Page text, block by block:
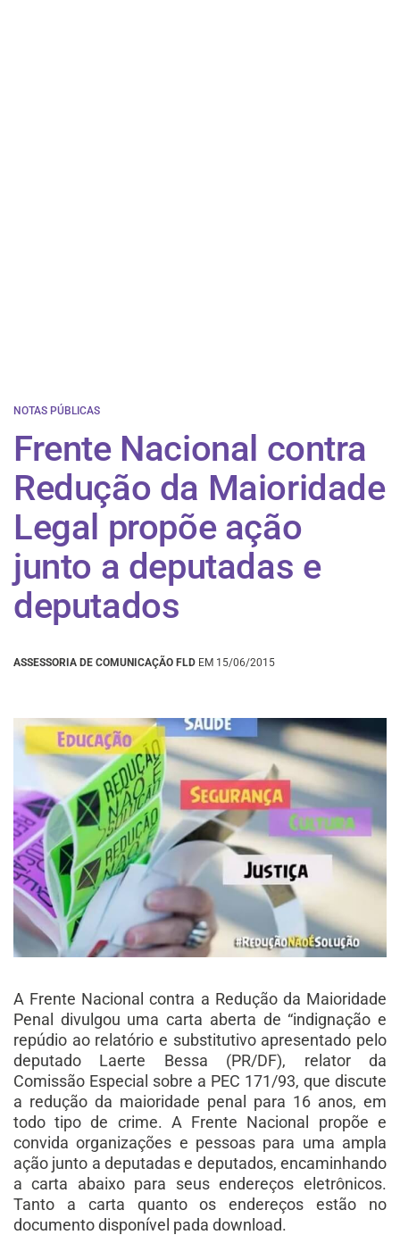
NOTAS PÚBLICAS
Frente Nacional contra
Redução da Maioridade
Legal propõe ação
junto a deputadas e
deputados
ASSESSORIA DE COMUNICAÇÃO FLD EM 15/06/2015
A Frente Nacional contra a Redução da Maioridade
Penal divulgou uma carta aberta de “indignação e
repúdio ao relatório e substitutivo apresentado pelo
deputado Laerte Bessa (PR/DF), relator da
Comissão Especial sobre a PEC 171/93, que discute
a redução da maioridade penal para 16 anos, em
todo tipo de crime. A Frente Nacional propõe e
convida organizações e pessoas para uma ampla
ação junto a deputadas e deputados, encaminhando
a carta abaixo para seus endereços eletrônicos.
Tanto a carta quanto os endereços estão no
documento disponível pada download.